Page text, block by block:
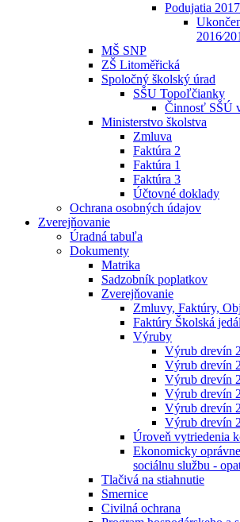
Podujatia 2017
MŠ SNP
ZŠ Litoměřická
Spoločný školský úrad
SŠU Topoľčianky
Činnosť SŠÚ
Ministerstvo školstva
Zmluva
Faktúra 2
Faktúra 1
Faktúra 3
Účtovné doklady
Ochrana osobných údajov
Zverejňovanie
Úradná tabuľa
Dokumenty
Matrika
Sadzobník poplatkov
Zverejňovanie
Zmluvy, Faktúry,
Faktúry Školská
Výruby
Výrub drevín
Výrub drevín
Výrub drevín
Výrub drevín
Výrub drevín
Výrub drevín
Úroveň vytriedenia
Ekonomicky
sociálnu službu -
Tlačivá na stiahnutie
Smernice
Civilná ochrana